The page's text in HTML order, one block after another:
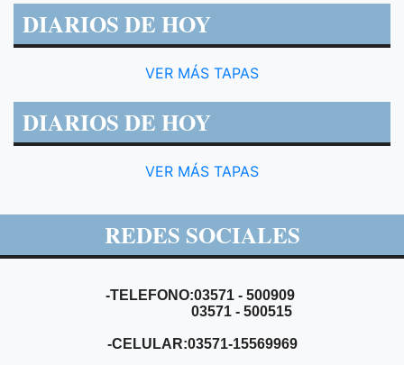
DIARIOS DE HOY
VER MÁS TAPAS
DIARIOS DE HOY
VER MÁS TAPAS
REDES SOCIALES
-TELEFONO:03571 - 500909
03571 - 500515
-CELULAR:03571-15569969